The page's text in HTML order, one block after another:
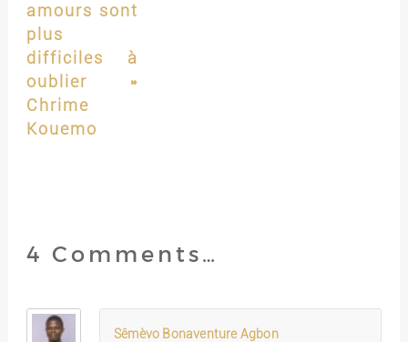
amours sont
plus
difficiles à
oublier »
Chrime
Kouemo
4 Comments…
Sêmèvo Bonaventure Agbon